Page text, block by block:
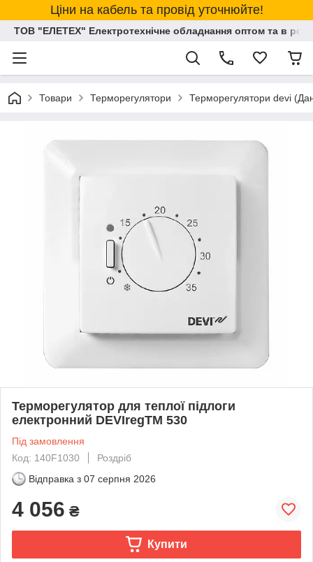
Ціни на кабель та провід уточнюйте!
ТОВ "ЕЛЕТЕХ" Електротехнічне обладнання оптом та в
Товари Терморегулятори Терморегулятори devi
Терморегулятор для теплої підлоги
електронний DEVIregТМ 530
Під замовлення
Код: 140F1030
Роздріб
Відправка з 07 серпня 2026
4 056 ₴
Купити